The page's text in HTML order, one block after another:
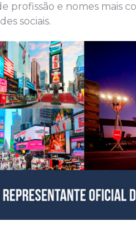
profissão e nomes mais
sociais.